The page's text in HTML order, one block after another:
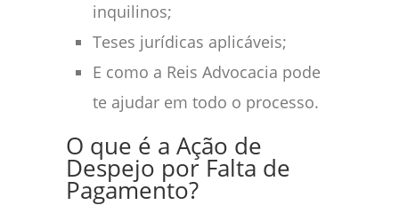
inquilinos;
Teses jurídicas aplicáveis;
E como a Reis Advocacia pode
te ajudar em todo o processo.
O que é a Ação de
Despejo por Falta de
Pagamento?